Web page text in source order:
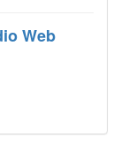
Web